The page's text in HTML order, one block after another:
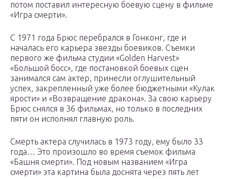
потом поставил интересную боевую сцену в фильме
«Игра смерти».
С 1971 года Брюс перебрался в Гонконг, где и
началась его карьера звезды боевиков. Съемки
первого же фильма студии «Golden Harvest»
«Большой босс», где постановкой боевых сцен
занимался сам актер, принесли оглушительный
успех, закрепленный уже более бюджетными «Кулак
ярости» и «Возвращение дракона». За свою карьеру
Брюс снялся в 36 фильмах, но только в последних
пяти он исполнял главную роль.
Смерть актера случилась в 1973 году, ему было 33
года… Это произошло во время съемок фильма
«Башня смерти». Под новым названием «Игра
смерти» эта картина была доснята через пять лет